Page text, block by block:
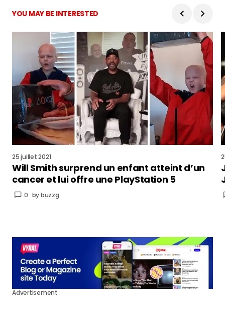
YOU MAY BE INTERESTED
25 juillet 2021
Will Smith surprend un enfant atteint d’un
cancer et lui offre une PlayStation 5
0 bybuzzg
Advertisement